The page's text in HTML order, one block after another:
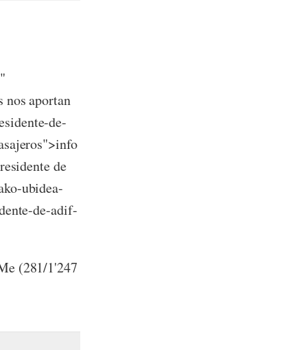
nos aportan
de-
de
ubidea-
de-adif-
(281/1'247